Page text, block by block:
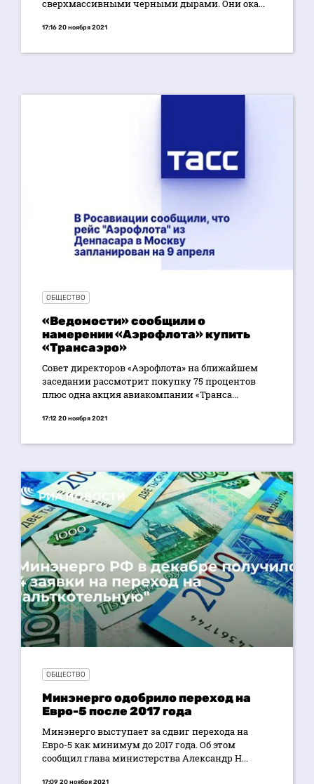
сверхмассивными черными дырами. Они ока...
17:16 20 ноября 2021
ОБЩЕСТВО
«Ведомости» сообщили о
намерении «Аэрофлота» купить
«Трансаэро»
Совет директоров «Аэрофлота» на ближайшем
заседании рассмотрит покупку 75 процентов
плюс одна акция авиакомпании «Транса...
17:12 20 ноября 2021
ОБЩЕСТВО
Минэнерго одобрило переход на
Евро-5 после 2017 года
Минэнерго выступает за сдвиг перехода на
Евро-5 как минимум до 2017 года. Об этом
сообщил глава министерства Александр Н...
17:09 20 ноября 2021